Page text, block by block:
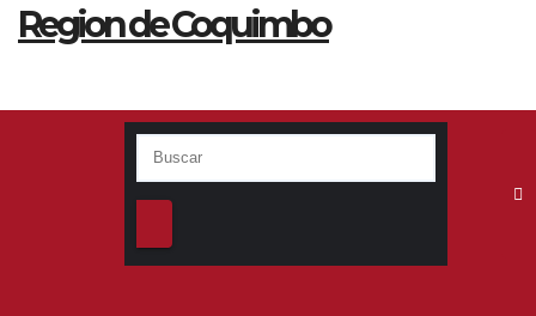
Region de Coquimbo